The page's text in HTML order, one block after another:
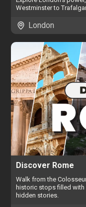
Westminster to
London
Discover Rome
Walk from the
historic stops filled with
hidden stories.